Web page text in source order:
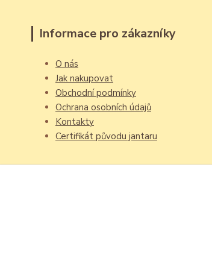
Informace pro zákazníky
O nás
Jak nakupovat
Obchodní podmínky
Ochrana osobních údajů
Kontakty
Certifikát původu jantaru